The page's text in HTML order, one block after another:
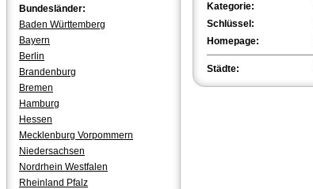
Bundesländer:
Baden Württemberg
Bayern
Berlin
Brandenburg
Bremen
Hamburg
Hessen
Mecklenburg Vorpommern
Niedersachsen
Nordrhein Westfalen
Rheinland Pfalz
Kategorie:
Schlüssel:
Homepage:
Städte: